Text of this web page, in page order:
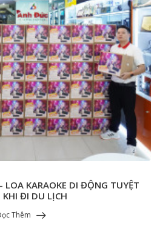
LOA KARAOKE DI ĐỘNG TUYỆT
KHI ĐI DU LỊCH
Thêm